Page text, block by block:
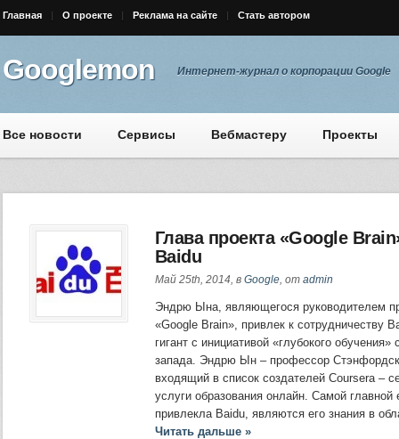
Главная О проекте Реклама на сайте Стать автором
Googlemon Интернет-журнал о корпорации Google
Все новости Сервисы Вебмастеру Проекты
Глава проекта «Google
Baidu
Май 25th, 2014, в Google, от admin
Эндрю Ына, являющегося руководителем
«Google Brain», привлек к сотрудничеству
гигант с инициативой «глубокого обучения»
запада. Эндрю Ын – профессор
входящий в список создателей Coursera –
услуги образования онлайн. Самой главной
привлекла Baidu, являются его знания в
Читать дальше »